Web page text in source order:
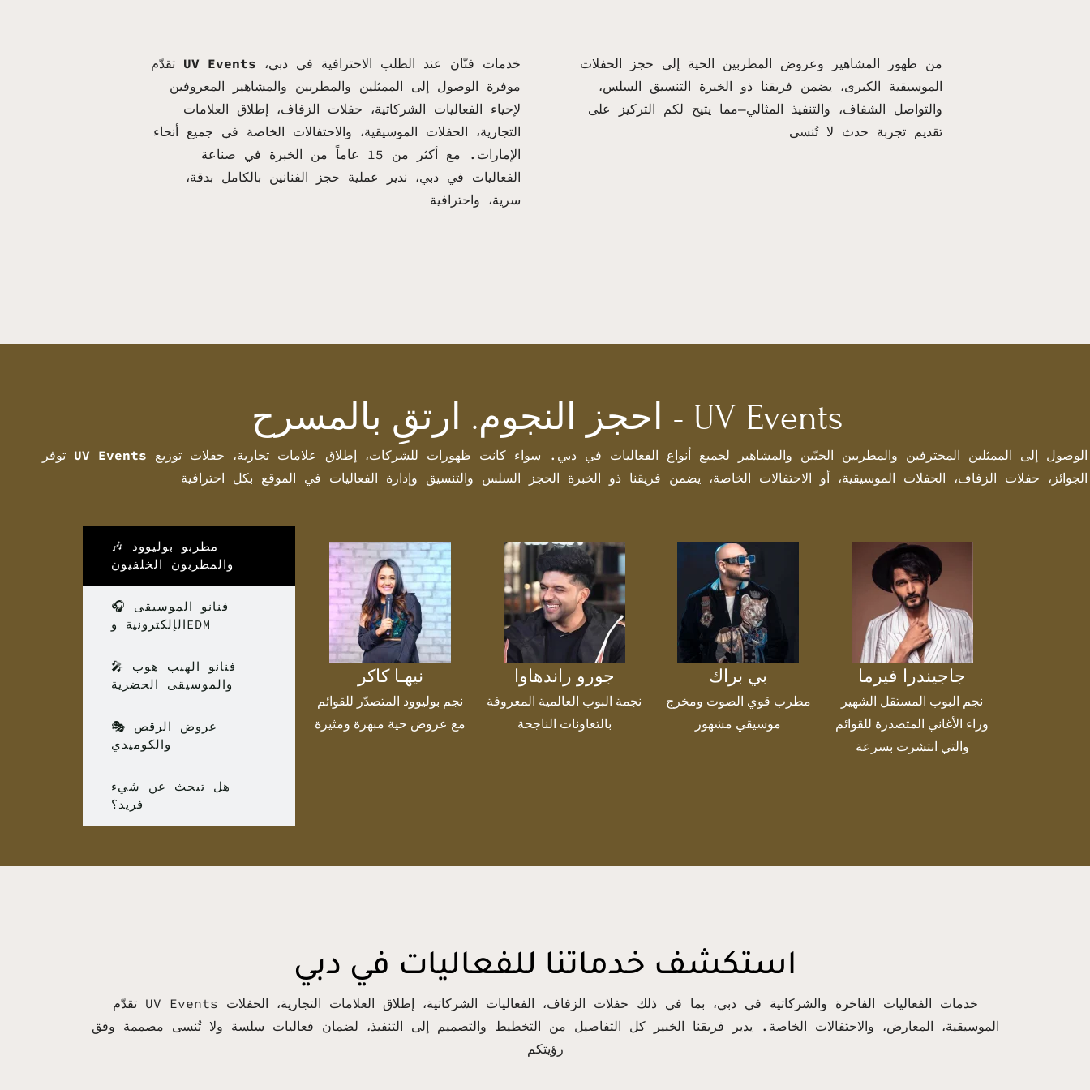
UV Events
موفرة الوصول إلى الممثلين والمطربين والمشاهير المعروفين
لإحياء الفعاليات الشركاتية، حفلات الزفاف، إطلاق العلامات
التجارية، الحفلات الموسيقية، والاحتفالات الخاصة في جميع أنحاء
الإمارات. مع أكثر من 15 عاماً من الخبرة في صناعة
الفعاليات في دبي، ندير عملية حجز الفنانين بالكامل بدقة،
سرية، واحترافية
من ظهور المشاهير وعروض المطربين الحية إلى حجز الحفلات
الموسيقية الكبرى، يضمن فريقنا ذو الخبرة التنسيق السلس،
والتواصل الشفاف، والتنفيذ المثالي—مما يتيح لكم التركيز على
تقديم تجربة حدث لا تُنسى
احجز النجوم. ارتقِ بالمسرح - UV Events
توفر UV Events
الجوائز، حفلات الزفاف، الحفلات الموسيقية، أو الاحتفالات الخاصة، يضمن فريقنا ذو الخبرة الحجز السلس والتنسيق وإدارة الفعاليات في الموقع بكل احترافية
🎶 مطربو بوليوود
والمطربون الخلفيون
🎧 فنانو الموسيقى
الإلكترونية وEDM
🎤 فنانو الهيب هوب
والموسيقى الحضرية
🎭 عروض الرقص
والكوميدي
هل تبحث عن شيء
فريد؟
نيهـا كاكر
نجم بوليوود المتصدّر للقوائم
مع عروض حية مبهرة ومثيرة
جورو راندهاوا
نجمة البوب العالمية المعروفة
بالتعاونات الناجحة
بي براك
مطرب قوي الصوت ومخرج
موسيقي مشهور
جاجيندرا فيرما
نجم البوب المستقل الشهير
وراء الأغاني المتصدرة للقوائم
والتي انتشرت بسرعة
استكشف خدماتنا للفعاليات في دبي
تقدّم UV Events خدمات الفعاليات الفاخرة والشركاتية في دبي، بما في ذلك حفلات الزفاف، الفعاليات الشركاتية، إطلاق العلامات التجارية، الحفلات
الموسيقية، المعارض، والاحتفالات الخاصة. يدير فريقنا الخبير كل التفاصيل من التخطيط والتصميم إلى التنفيذ، لضمان فعاليات سلسة ولا تُنسى مصممة وفق
رؤيتكم